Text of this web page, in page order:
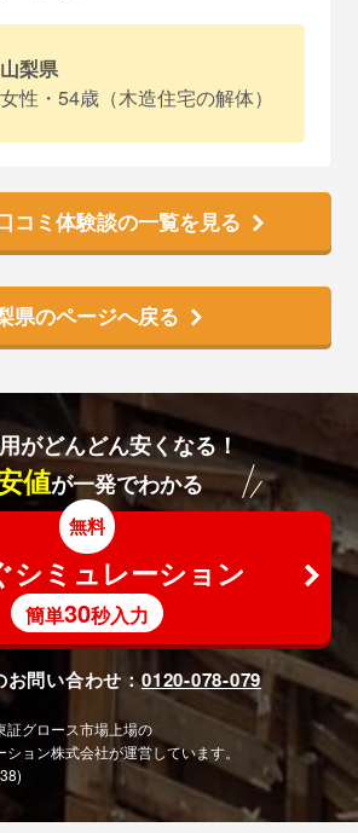
山梨県
女性・54歳（木造住宅の解体）
コミ体験談の一覧を見る
県のページへ戻る
がどんどん安くなる！
値が一発でわかる
無料
シミュレーション
簡単30秒入力
お問い合わせ：0120-078-079
証グロース市場上場の
ョン株式会社が運営しています。